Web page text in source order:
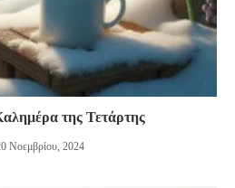
της Τετάρτης
Νοεμβρίου, 2024